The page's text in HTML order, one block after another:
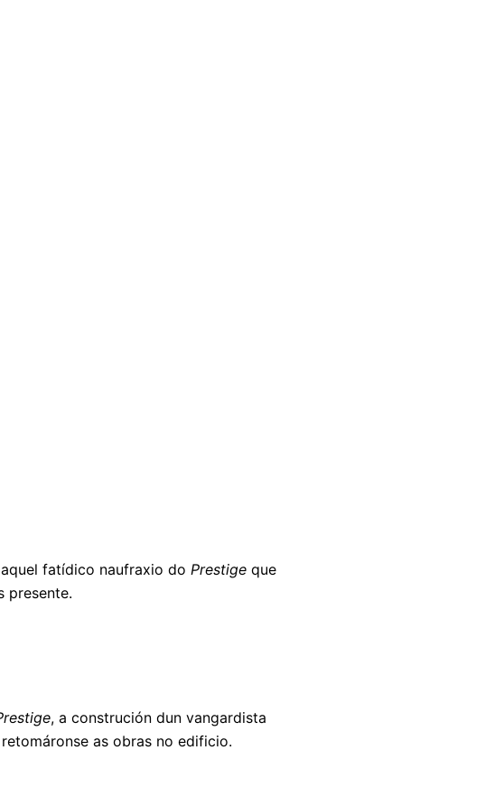
fatídico naufraxio do Prestige que
presente.
, a construción dun vangardista
as obras no edificio.